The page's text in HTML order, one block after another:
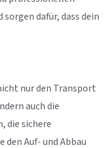
dafür, dass dein
nur den Transport
auch die
die sichere
den Auf- und Abbau